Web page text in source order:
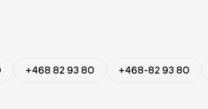
+468 82 93 80 +468-82 93 80